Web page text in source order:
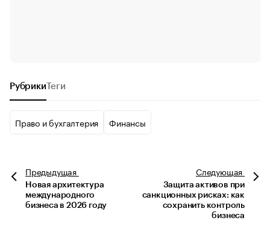
Рубрики Теги
Право и бухгалтерия Финансы
Предыдущая
Новая архитектура
международного
бизнеса в 2026 году
Следующая
Защита активов при
санкционных рисках: как
сохранить контроль
бизнеса